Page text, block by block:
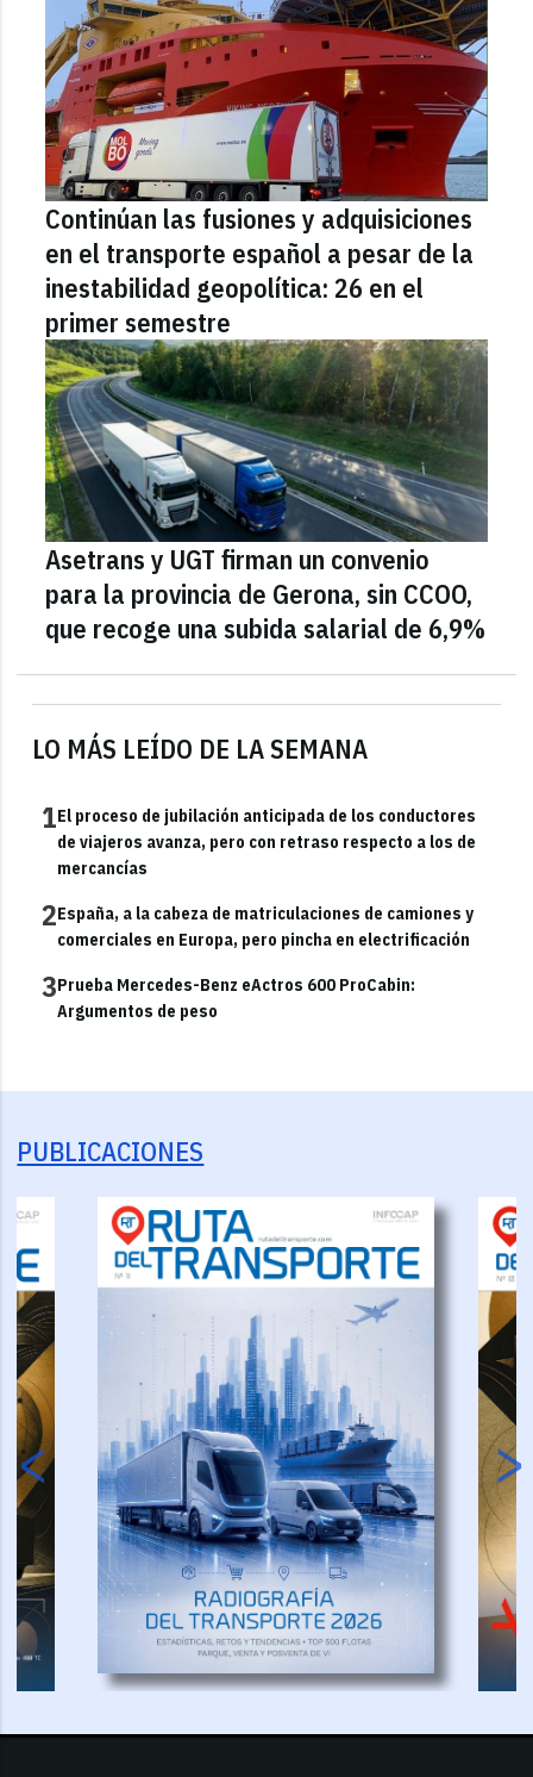
LO MÁS LEÍDO DE LA SEMANA
1El proceso de jubilación anticipada de los conductores
de viajeros avanza, pero con retraso respecto a los de
mercancías
2España, a la cabeza de matriculaciones de camiones y
comerciales en Europa, pero pincha en electrificación
3Prueba Mercedes-Benz eActros 600 ProCabin:
Argumentos de peso
Continúan las fusiones y adquisiciones
en el transporte español a pesar de la
inestabilidad geopolítica: 26 en el
primer semestre
Asetrans y UGT firman un convenio
para la provincia de Gerona, sin CCOO,
que recoge una subida salarial de 6,9%
PUBLICACIONES